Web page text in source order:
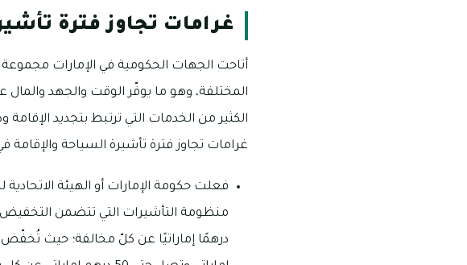
غرامات تجاوز فترة
أتاحت الجهات الحكومية في الإمارات
المختلفة، وهو ما يوفّر الوقت والجهد والمال
الكثير من الخدمات التي ترتبط بتجديد
غرامات تجاوز فترة تأشيرة السياحة والإقامة
فعلت حكومة الإمارات أو الهيئة
منظومة التأشيرات التي تتضمن
درهمًا إماراتيًا عن كلّ مخالفة؛ حيث تُخفّض